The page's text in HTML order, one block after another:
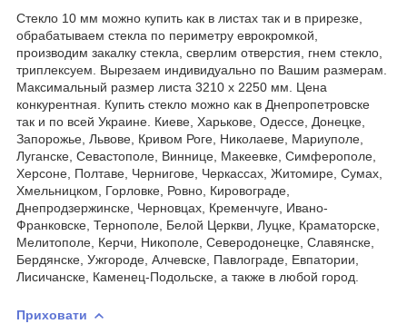
Стекло 10 мм можно купить как в листах так и в прирезке,
обрабатываем стекла по периметру еврокромкой,
производим закалку стекла, сверлим отверстия, гнем стекло,
триплексуем. Вырезаем индивидуально по Вашим размерам.
Максимальный размер листа 3210 х 2250 мм. Цена
конкурентная. Купить стекло можно как в Днепропетровске
так и по всей Украине. Киеве, Харькове, Одессе, Донецке,
Запорожье, Львове, Кривом Роге, Николаеве, Мариуполе,
Луганске, Севастополе, Виннице, Макеевке, Симферополе,
Херсоне, Полтаве, Чернигове, Черкассах, Житомире, Сумах,
Хмельницком, Горловке, Ровно, Кировограде,
Днепродзержинске, Черновцах, Кременчуге, Ивано-
Франковске, Тернополе, Белой Церкви, Луцке, Краматорске,
Мелитополе, Керчи, Никополе, Северодонецке, Славянске,
Бердянске, Ужгороде, Алчевске, Павлограде, Евпатории,
Лисичанске, Каменец-Подольске, а также в любой город.
Приховати